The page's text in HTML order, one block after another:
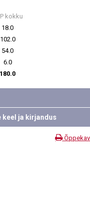
kokku
18.0
102.0
54.0
6.0
180.0
keel ja kirjandus